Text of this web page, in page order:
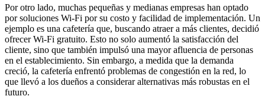
Por otro lado, muchas pequeñas y medianas empresas han optado
por soluciones Wi-Fi por su costo y facilidad de implementación. Un
ejemplo es una cafetería que, buscando atraer a más clientes, decidió
ofrecer Wi-Fi gratuito. Esto no solo aumentó la satisfacción del
cliente, sino que también impulsó una mayor afluencia de personas
en el establecimiento. Sin embargo, a medida que la demanda
creció, la cafetería enfrentó problemas de congestión en la red, lo
que llevó a los dueños a considerar alternativas más robustas en el
futuro.